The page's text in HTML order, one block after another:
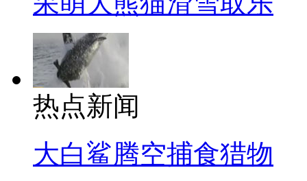
热点新闻
大白鲨腾空捕食猎物